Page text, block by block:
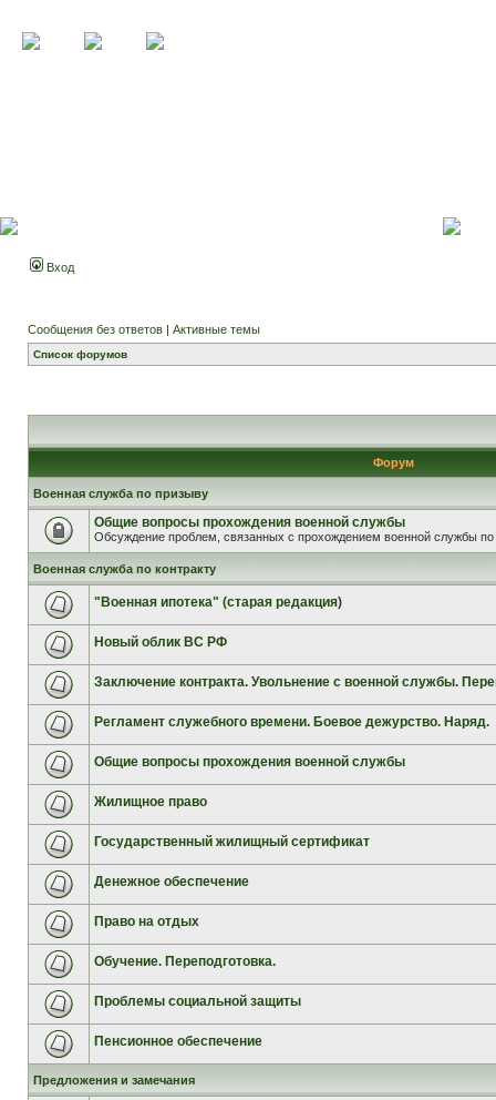
Вход
Сообщения без ответов | Активные темы
Список форумов
Форум
Военная служба по призыву
Общие вопросы прохождения военной службы
Обсуждение проблем, связанных с прохождением военной службы по
Военная служба по контракту
"Военная ипотека" (старая редакция)
Новый облик ВС РФ
Заключение контракта. Увольнение с военной службы.
Регламент служебного времени. Боевое дежурство. Наряд.
Общие вопросы прохождения военной службы
Жилищное право
Государственный жилищный сертификат
Денежное обеспечение
Право на отдых
Обучение. Переподготовка.
Проблемы социальной защиты
Пенсионное обеспечение
Предложения и замечания